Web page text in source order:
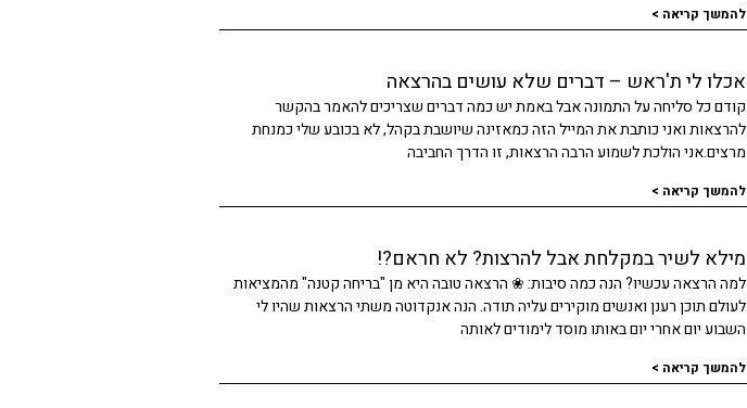
להמשך קריאה >
אכלו לי ת'ראש – דברים שלא עושים בהרצאה
קודם כל סליחה על התמונה אבל באמת יש כמה דברים שצריכים להאמר בהקשר
להרצאות ואני כותבת את המייל הזה כמאזינה שיושבת בקהל, לא בכובע שלי כמנחת
מרצים.אני הולכת לשמוע הרבה הרצאות, זו הדרך החביבה
להמשך קריאה >
מילא לשיר במקלחת אבל להרצות? לא חראם?!
למה הרצאה עכשיו? הנה כמה סיבות: ❀ הרצאה טובה היא מן "בריחה קטנה" מהמציאות
לעולם תוכן רענן ואנשים מוקירים עליה תודה. הנה אנקדוטה משתי הרצאות שהיו לי
השבוע יום אחרי יום באותו מוסד לימודים לאותה
להמשך קריאה >